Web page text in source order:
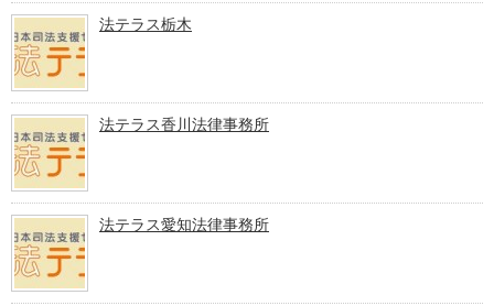
法テラス栃木
法テラス香川法律事務所
法テラス愛知法律事務所